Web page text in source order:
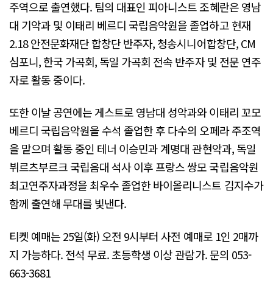
주역으로 출연했다. 팀의 대표인 피아니스트 조혜란은 영남
대 기악과 및 이태리 베르디 국립음악원을 졸업하고 현재
2.18 안전문화재단 합창단 반주자, 청송시니어합창단, CM
심포니, 한국 가곡회, 독일 가곡회 전속 반주자 및 전문 연주
자로 활동 중이다.
또한 이날 공연에는 게스트로 영남대 성악과와 이태리 꼬모
베르디 국립음악원을 수석 졸업한 후 다수의 오페라 주조역
을 맡으며 활동 중인 테너 이승민과 계명대 관현악과, 독일
뷔르츠부르크 국립음대 석사 이후 프랑스 쌍모 국립음악원
최고연주자과정을 최우수 졸업한 바이올리니스트 김지수가
함께 출연해 무대를 빛낸다.
티켓 예매는 25일(화) 오전 9시부터 사전 예매로 1인 2매까
지 가능하다. 전석 무료. 초등학생 이상 관람가. 문의 053-
663-3681